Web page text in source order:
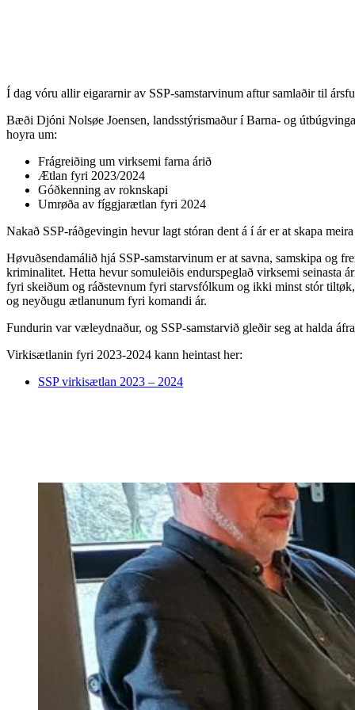
Í dag vóru allir eigararnir av SSP-samstarvinum aftur samlaðir til
Bæði Djóni Nolsøe Joensen, landsstýrismaður í Barna- og
hoyra um:
Frágreiðing um virksemi farna árið
Ætlan fyri 2023/2024
Góðkenning av roknskapi
Umrøða av fíggjarætlan fyri 2024
Nakað SSP-ráðgevingin hevur lagt stóran dent á í ár er at skapa
Høvuðsendamálið hjá SSP-samstarvinum er at savna, samskipa
kriminalitet. Hetta hevur somuleiðis endurspeglað virksemi
fyri skeiðum og ráðstevnum fyri starvsfólkum og ikki minst stór
og neyðugu ætlanunum fyri komandi ár.
Fundurin var væleydnaður, og SSP-samstarvið gleðir seg at halda
Virkisætlanin fyri 2023-2024 kann heintast her:
SSP virkisætlan 2023 – 2024